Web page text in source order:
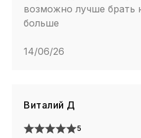
возможно лучше брать
больше
14/06/26
Виталий Д
5